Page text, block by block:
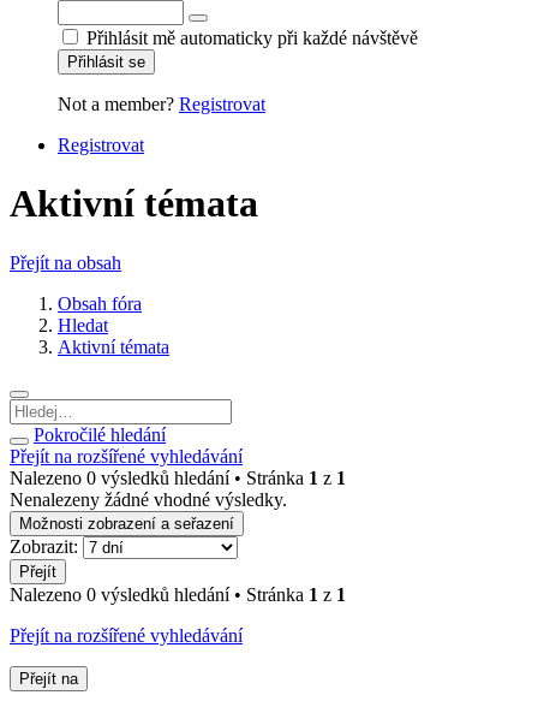
Přihlásit mě automaticky při každé návštěvě
Přihlásit se
Not a member? Registrovat
Registrovat
Aktivní témata
Přejít na obsah
Obsah fóra
Hledat
Aktivní témata
Pokročilé hledání
Přejít na rozšířené vyhledávání
Nalezeno 0 výsledků hledání • Stránka 1 z 1
Nenalezeny žádné vhodné výsledky.
Možnosti zobrazení a seřazení
Zobrazit:
Přejít
Nalezeno 0 výsledků hledání • Stránka 1 z 1
Přejít na rozšířené vyhledávání
Přejít na